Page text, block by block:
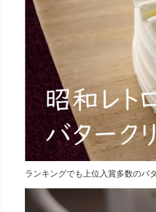
ランキングでも上位入賞多数のバ